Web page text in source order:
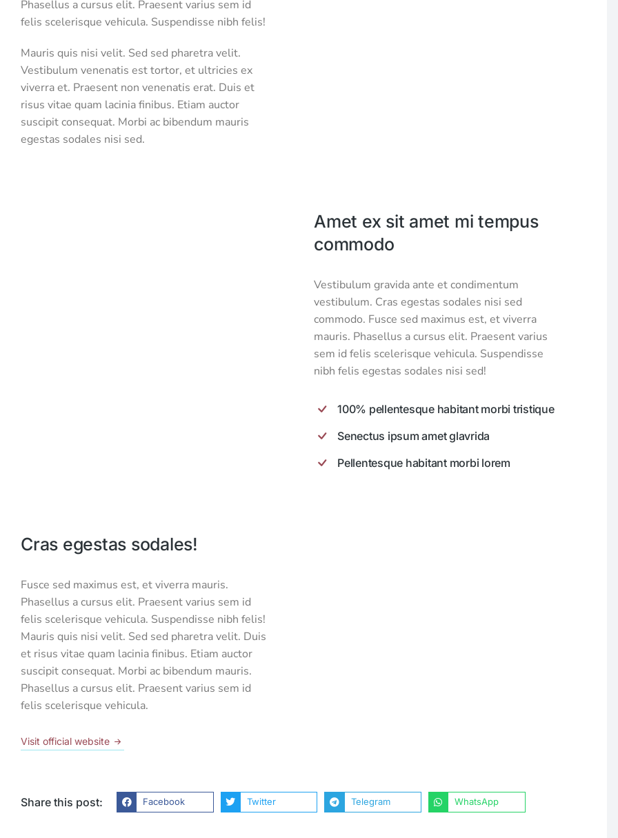
Phasellus a cursus elit. Praesent varius sem id
felis scelerisque vehicula. Suspendisse nibh felis!
Mauris quis nisi velit. Sed sed pharetra velit.
Vestibulum venenatis est tortor, et ultricies ex
viverra et. Praesent non venenatis erat. Duis et
risus vitae quam lacinia finibus. Etiam auctor
suscipit consequat. Morbi ac bibendum mauris
egestas sodales nisi sed.
Amet ex sit amet mi tempus
commodo
Vestibulum gravida ante et condimentum
vestibulum. Cras egestas sodales nisi sed
commodo. Fusce sed maximus est, et viverra
mauris. Phasellus a cursus elit. Praesent varius
sem id felis scelerisque vehicula. Suspendisse
nibh felis egestas sodales nisi sed!
100% pellentesque habitant morbi tristique
Senectus ipsum amet glavrida
Pellentesque habitant morbi lorem
Cras egestas sodales!
Fusce sed maximus est, et viverra mauris.
Phasellus a cursus elit. Praesent varius sem id
felis scelerisque vehicula. Suspendisse nibh felis!
Mauris quis nisi velit. Sed sed pharetra velit. Duis
et risus vitae quam lacinia finibus. Etiam auctor
suscipit consequat. Morbi ac bibendum mauris.
Phasellus a cursus elit. Praesent varius sem id
felis scelerisque vehicula.
Visit official website
Share this post: Facebook Twitter Telegram WhatsApp